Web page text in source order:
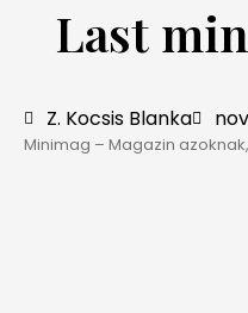
Last
Z. Kocsis Blanka
Minimag – Magazin